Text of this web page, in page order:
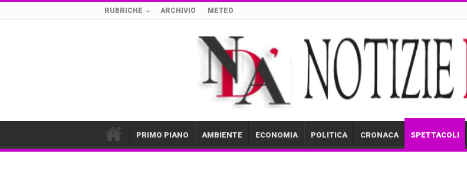
RUBRICHE ARCHIVIO METEO
PRIMO PIANO AMBIENTE ECONOMIA POLITICA CRONACA SPETTACOLI